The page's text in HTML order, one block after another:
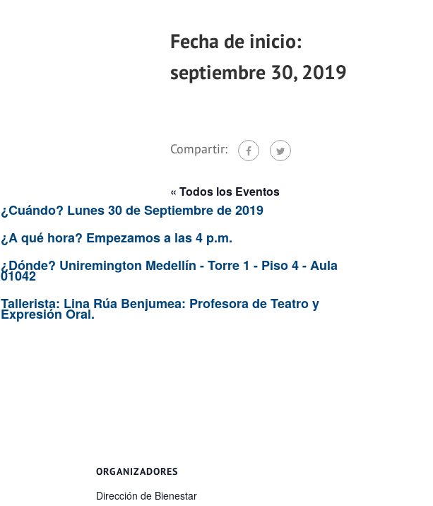
septiembre 30, 2019
Compartir:
« Todos los Eventos
¿Cuándo? Lunes 30 de Septiembre de 2019
¿A qué hora? Empezamos a las 4 p.m.
¿Dónde? Uniremington Medellín - Torre 1 - Piso 4 - Aula
01042
Tallerista: Lina Rúa Benjumea: Profesora de Teatro y
Expresión Oral.
ORGANIZADORES
Dirección de Bienestar